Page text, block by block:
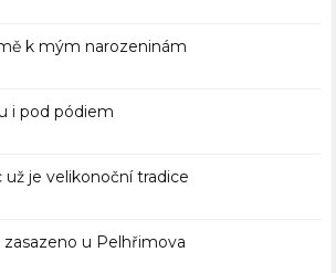
k mým narozeninám
i pod pódiem
je velikonoční tradice
u Pelhřimova